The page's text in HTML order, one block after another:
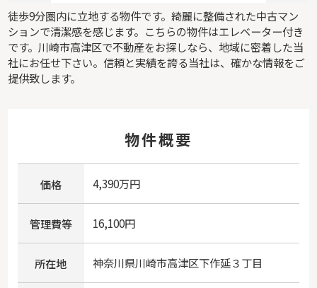
徒歩9分圏内に立地する物件です。綺麗に整備された中古マン
ションで清潔感を感じます。こちらの物件はエレベーター付き
です。川崎市高津区で不動産をお探しなら、地域に密着した当
社にお任せ下さい。信頼と実績を誇る当社は、確かな情報をご
提供致します。
物件概要
価格 4,390万円
管理費等 16,100円
所在地 神奈川県川崎市高津区下作延３丁目